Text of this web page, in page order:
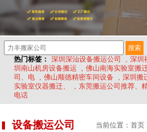
热门标签： 深圳深汕设备搬运公司 , 深圳
圳南山机房设备搬运
, 佛山南海实验室搬
司、电
, 佛山顺德精密车间设备 , 深圳搬
实验室仪器搬迁、
, 东莞搬运公司推荐、
电话
设备搬运公司 当前位置： 首页